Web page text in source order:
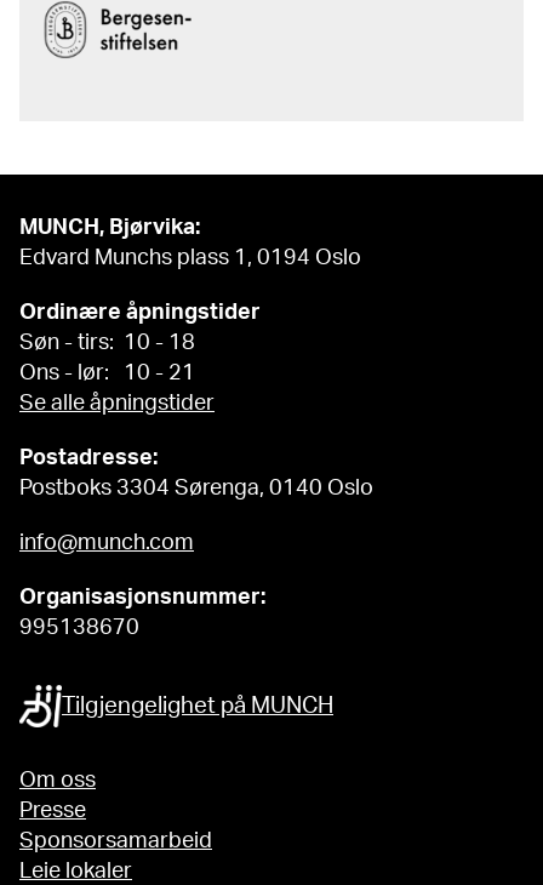
MUNCH, Bjørvika:
Edvard Munchs plass 1, 0194 Oslo
Ordinære åpningstider
Søn - tirs: 10 - 18
Ons - lør: 10 - 21
Se alle åpningstider
Postadresse:
Postboks 3304 Sørenga, 0140 Oslo
info@munch.com
Organisasjonsnummer:
995138670
Tilgjengelighet på MUNCH
Om oss
Presse
Sponsorsamarbeid
Leie lokaler